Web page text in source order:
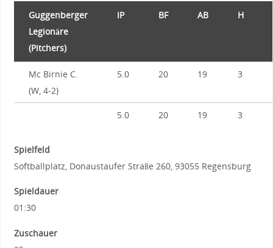
Guggenberger
Legionäre
(Pitchers)
IP BF AB H
Mc Birnie C.
(W, 4-2)
5.0 20 19 3
5.0 20 19 3
Spielfeld
Softballplatz, Donaustaufer Straße 260, 93055 Regensburg
Spieldauer
01:30
Zuschauer